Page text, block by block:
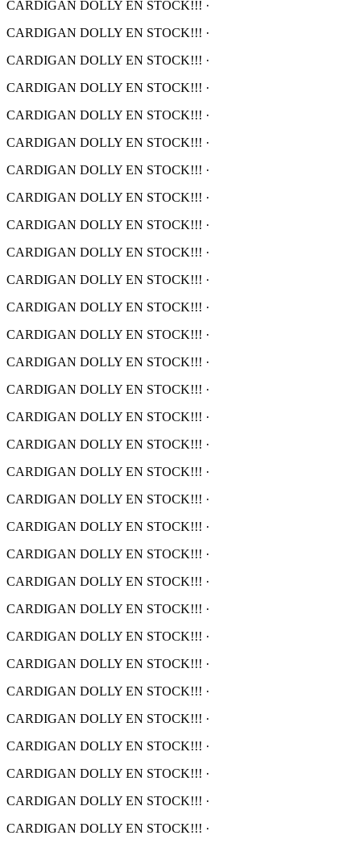
CARDIGAN DOLLY EN STOCK!!! ·
CARDIGAN DOLLY EN STOCK!!! ·
CARDIGAN DOLLY EN STOCK!!! ·
CARDIGAN DOLLY EN STOCK!!! ·
CARDIGAN DOLLY EN STOCK!!! ·
CARDIGAN DOLLY EN STOCK!!! ·
CARDIGAN DOLLY EN STOCK!!! ·
CARDIGAN DOLLY EN STOCK!!! ·
CARDIGAN DOLLY EN STOCK!!! ·
CARDIGAN DOLLY EN STOCK!!! ·
CARDIGAN DOLLY EN STOCK!!! ·
CARDIGAN DOLLY EN STOCK!!! ·
CARDIGAN DOLLY EN STOCK!!! ·
CARDIGAN DOLLY EN STOCK!!! ·
CARDIGAN DOLLY EN STOCK!!! ·
CARDIGAN DOLLY EN STOCK!!! ·
CARDIGAN DOLLY EN STOCK!!! ·
CARDIGAN DOLLY EN STOCK!!! ·
CARDIGAN DOLLY EN STOCK!!! ·
CARDIGAN DOLLY EN STOCK!!! ·
CARDIGAN DOLLY EN STOCK!!! ·
CARDIGAN DOLLY EN STOCK!!! ·
CARDIGAN DOLLY EN STOCK!!! ·
CARDIGAN DOLLY EN STOCK!!! ·
CARDIGAN DOLLY EN STOCK!!! ·
CARDIGAN DOLLY EN STOCK!!! ·
CARDIGAN DOLLY EN STOCK!!! ·
CARDIGAN DOLLY EN STOCK!!! ·
CARDIGAN DOLLY EN STOCK!!! ·
CARDIGAN DOLLY EN STOCK!!! ·
CARDIGAN DOLLY EN STOCK!!! ·